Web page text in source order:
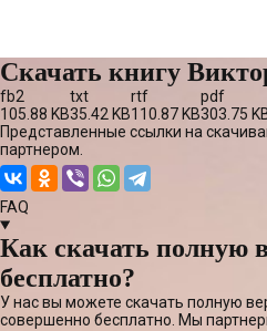
Скачать книгу
fb2
105.88 KB
txt
35.42 KB
rtf
110.87 KB
pdf
303.75
Представленные ссылки на
партнером.
FAQ
Как скачать полную
бесплатно?
У нас вы можете скачать полную
совершенно бесплатно. Мы